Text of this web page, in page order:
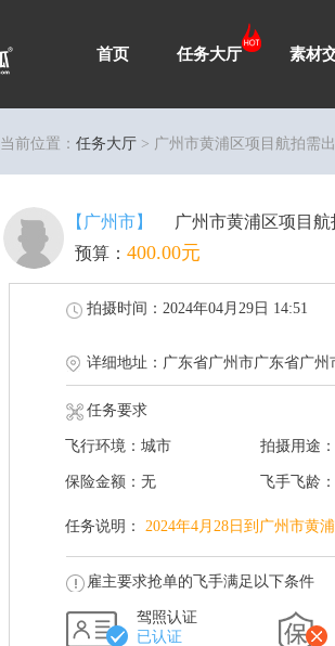
首页 任务大厅 素材
当前位置：任务大厅 > 广州市黄浦区项目航拍需
【广州市】
广州市黄浦区项目
预算：400.00元
拍摄时间：2024年04月29日 14:51
详细地址：广东省广州市广东省广州
任务要求
飞行环境：城市 拍摄用途
保险金额：无 飞手飞龄
任务说明： 2024年4月28日到广州市黄
雇主要求抢单的飞手满足以下条件
驾照认证
已认证